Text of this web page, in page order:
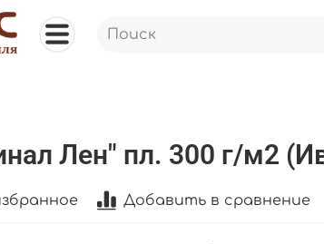
Лен" пл. 300 г/м2
Добавить в сравнение